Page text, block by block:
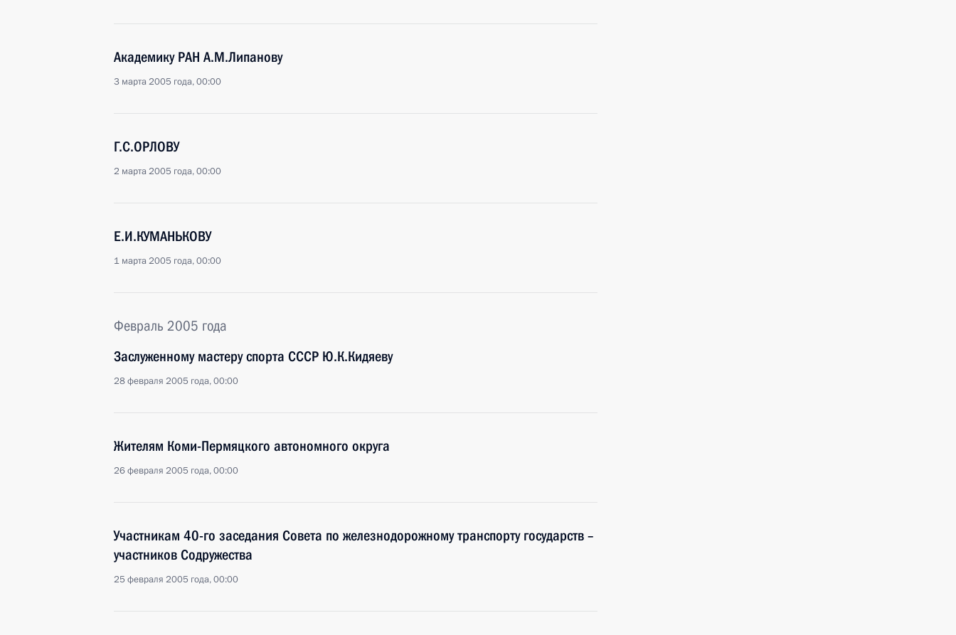
Академику РАН А.М.Липанову
3 марта 2005 года, 00:00
Г.С.ОРЛОВУ
2 марта 2005 года, 00:00
Е.И.КУМАНЬКОВУ
1 марта 2005 года, 00:00
Февраль 2005 года
Заслуженному мастеру спорта СССР Ю.К.Кидяеву
28 февраля 2005 года, 00:00
Жителям Коми-Пермяцкого автономного округа
26 февраля 2005 года, 00:00
Участникам 40-го заседания Совета по железнодорожному транспорту государств –
участников Содружества
25 февраля 2005 года, 00:00